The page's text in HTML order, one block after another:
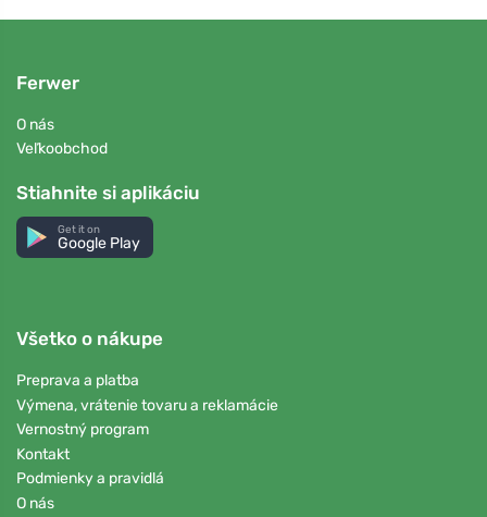
Ferwer
O nás
Veľkoobchod
Stiahnite si aplikáciu
Get it on
Google Play
Všetko o nákupe
Preprava a platba
Výmena, vrátenie tovaru a reklamácie
Vernostný program
Kontakt
Podmienky a pravidlá
O nás